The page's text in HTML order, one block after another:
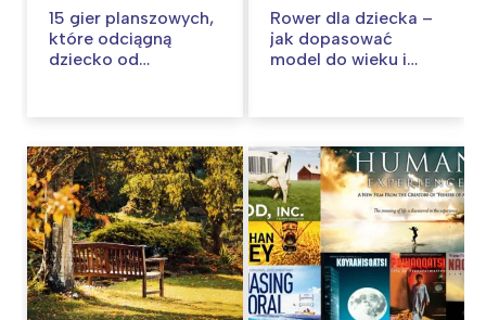
15 gier planszowych,
które odciągną
dziecko od
Rower dla dziecka –
jak dopasować
model do wieku i